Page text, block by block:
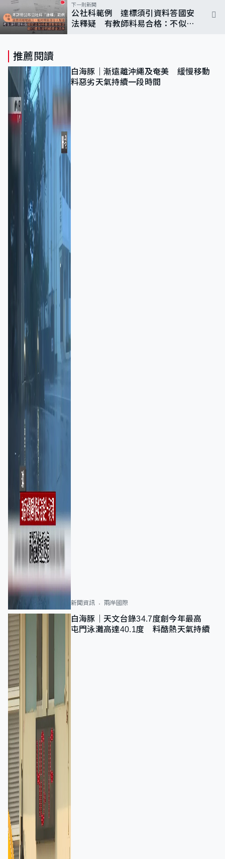
下一則新聞
公社科範例 達標須引資料答國安
法釋疑 有教師料易合格：不似通
推薦閱讀
白海豚｜漸遠離沖繩及奄美 緩慢移動
料惡劣天氣持續一段時間
新聞資訊 兩岸國際
白海豚｜天文台錄34.7度創今年最高
屯門泳灘高達40.1度 料酷熱天氣持續